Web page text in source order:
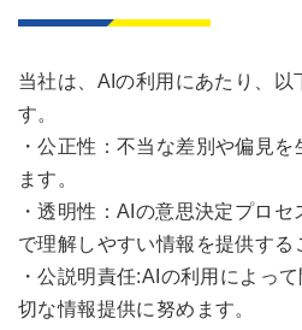
当社は、AIの利用にあたり、以
す。
・公正性：不当な差別や偏見
ます。
・透明性：AIの意思決定プロ
で理解しやすい情報を提供する
・公説明責任:AIの利用によっ
切な情報提供に努めます。